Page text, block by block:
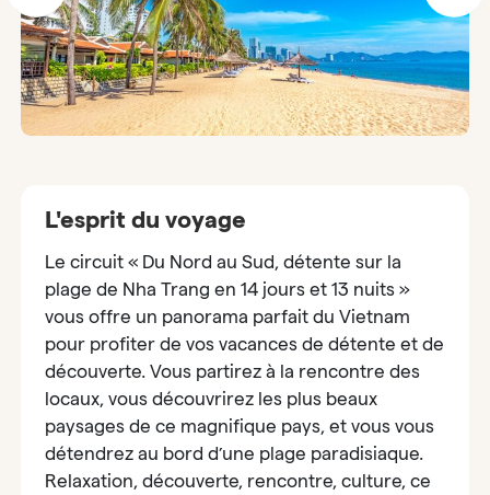
L'esprit du voyage
Le circuit « Du Nord au Sud, détente sur la
plage de Nha Trang en 14 jours et 13 nuits »
vous offre un panorama parfait du Vietnam
pour profiter de vos vacances de détente et de
découverte. Vous partirez à la rencontre des
locaux, vous découvrirez les plus beaux
paysages de ce magnifique pays, et vous vous
détendrez au bord d’une plage paradisiaque.
Relaxation, découverte, rencontre, culture, ce